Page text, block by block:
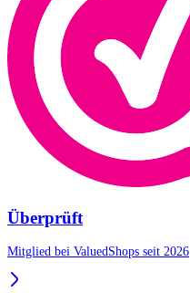
Überprüft
Mitglied bei ValuedShops seit 2026